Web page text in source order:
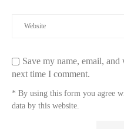
Save my name, email,
next time I comment.
* By using this form you agree
data by this website.